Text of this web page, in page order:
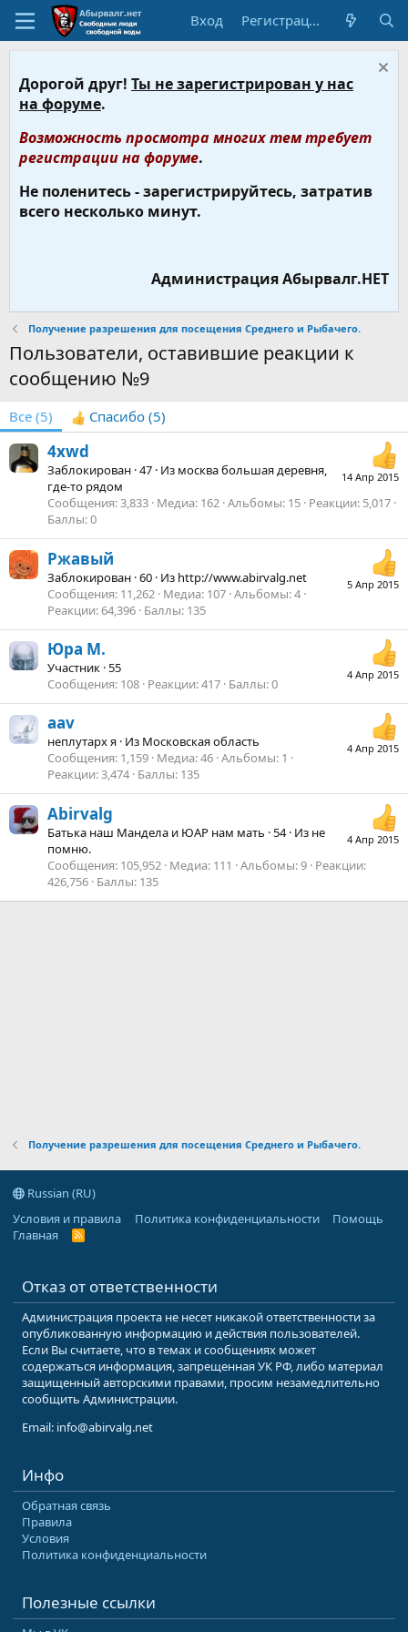
Вход Регистрация
Дорогой друг! Ты не зарегистрирован у нас
на форуме.
Возможность просмотра многих тем требует
регистрации на форуме.
Не поленитесь - зарегистрируйтесь, затратив
всего несколько минут.
Администрация Абырвалг.НЕТ
Получение разрешения для посещения Среднего и Рыбачего.
Пользователи, оставившие реакции к
сообщению №9
Все (5) Спасибо (5)
14 Апр 2015
4xwd
Заблокирован ·47 · Из москва большая деревня,
где-то рядом
Сообщения 3,833 Медиа 162 Альбомы 15 Реакции 5,017
Баллы 0
5 Апр 2015
Ржавый
Заблокирован ·60 · Из http://www.abirvalg.net
Сообщения 11,262 Медиа 107 Альбомы 4
Реакции 64,396 Баллы 135
4 Апр 2015
Юра М.
Участник ·55
Сообщения 108 Реакции 417 Баллы 0
4 Апр 2015
aav
неплутарх я · Из Московская область
Сообщения 1,159 Медиа 46 Альбомы 1
Реакции 3,474 Баллы 135
4 Апр 2015
Abirvalg
Батька наш Мандела и ЮАР нам мать · 54· Из не
помню.
Сообщения 105,952 Медиа 111 Альбомы 9 Реакции
426,756 Баллы 135
Получение разрешения для посещения Среднего и Рыбачего.
Russian (RU)
Условия и правила
Политика конфиденциальности
Помощь
Главная
R
Отказ от ответственности
Администрация проекта не несет никакой ответственности за
опубликованную информацию и действия пользователей.
Если Вы считаете, что в темах и сообщениях может
содержаться информация, запрещенная УК РФ, либо материал
защищенный авторскими правами, просим незамедлительно
сообщить Администрации.
Email: info@abirvalg.net
Инфо
Обратная связь
Правила
Условия
Политика конфиденциальности
Полезные ссылки